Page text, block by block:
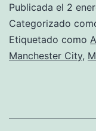
Publicada el 2
Categorizado
Etiquetado como
Manchester City,